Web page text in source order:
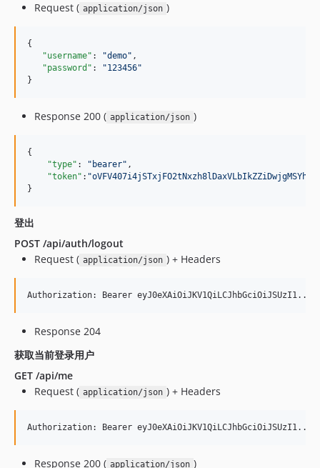
Request ( application/json )
{
"username" : "demo" ,
"password" : "123456"
}
Response 200 ( application/json )
{
"type" : " bearer" ,
"token" : "
}
登出
POST /api/auth/logout
Request ( application/json ) + Headers
Response 204
获取当前登录用户
GET /api/me
Request ( application/json ) + Headers
Response 200 ( application/json )